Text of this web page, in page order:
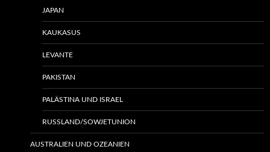
JAPAN
KAUKASUS
LEVANTE
PAKISTAN
PALÄSTINA UND ISRAEL
RUSSLAND/SOWJETUNION
AUSTRALIEN UND OZEANIEN